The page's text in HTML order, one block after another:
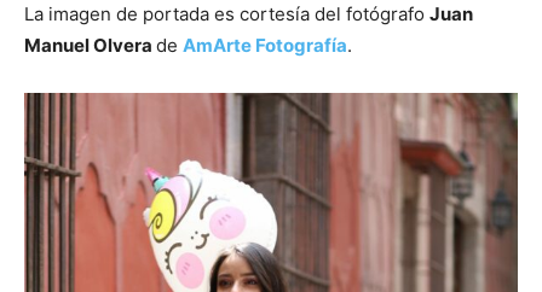
La imagen de portada es cortesía del fotógrafo Juan
Manuel Olvera de AmArte Fotografía.